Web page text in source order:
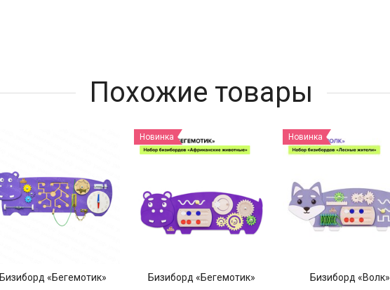
Похожие товары
Бизиборд «Бегемотик»
Новинка
Бизиборд «Бегемотик»
Новинка
Бизиборд «Волк»